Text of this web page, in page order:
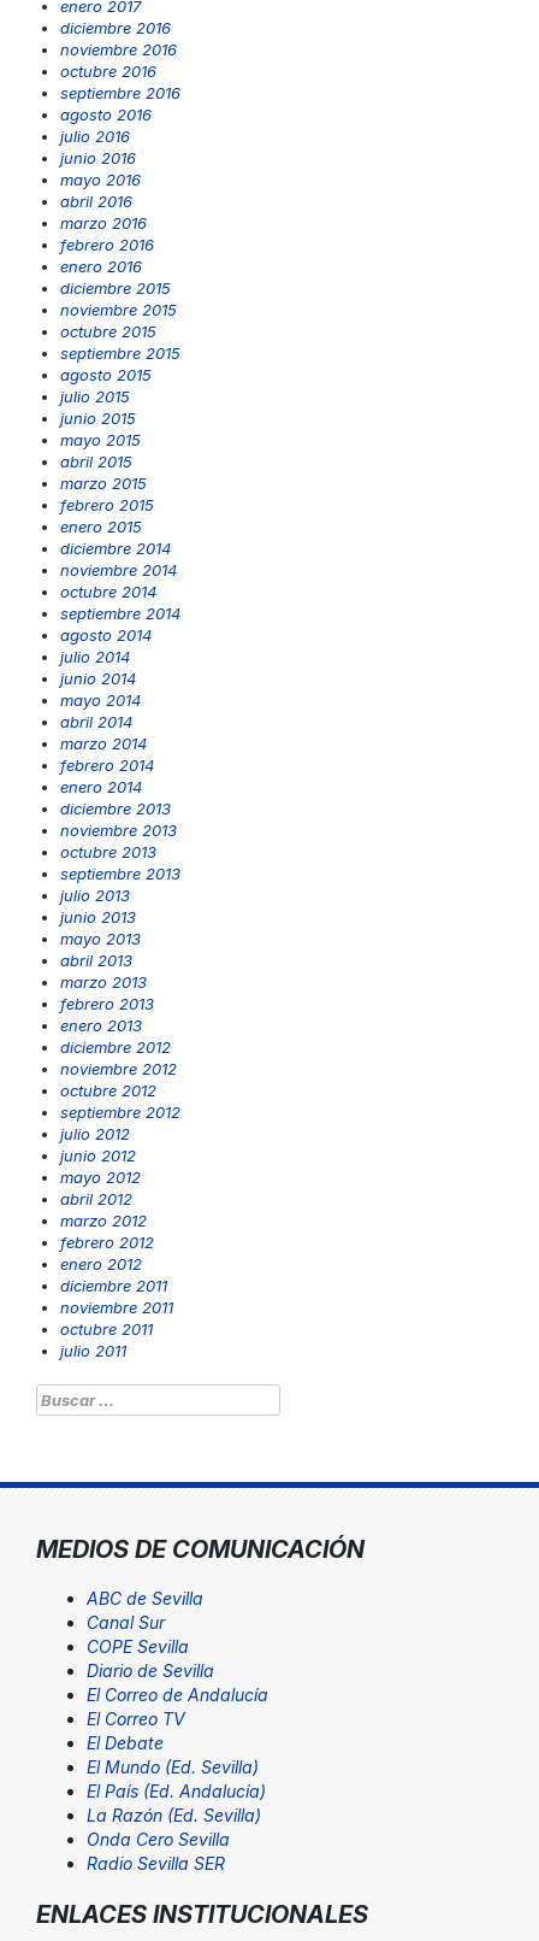
enero 2017
diciembre 2016
noviembre 2016
octubre 2016
septiembre 2016
agosto 2016
julio 2016
junio 2016
mayo 2016
abril 2016
marzo 2016
febrero 2016
enero 2016
diciembre 2015
noviembre 2015
octubre 2015
septiembre 2015
agosto 2015
julio 2015
junio 2015
mayo 2015
abril 2015
marzo 2015
febrero 2015
enero 2015
diciembre 2014
noviembre 2014
octubre 2014
septiembre 2014
agosto 2014
julio 2014
junio 2014
mayo 2014
abril 2014
marzo 2014
febrero 2014
enero 2014
diciembre 2013
noviembre 2013
octubre 2013
septiembre 2013
julio 2013
junio 2013
mayo 2013
abril 2013
marzo 2013
febrero 2013
enero 2013
diciembre 2012
noviembre 2012
octubre 2012
septiembre 2012
julio 2012
junio 2012
mayo 2012
abril 2012
marzo 2012
febrero 2012
enero 2012
diciembre 2011
noviembre 2011
octubre 2011
julio 2011
Buscar:
MEDIOS DE COMUNICACIÓN
ABC de Sevilla
Canal Sur
COPE Sevilla
Diario de Sevilla
El Correo de Andalucía
El Correo TV
El Debate
El Mundo (Ed. Sevilla)
El País (Ed. Andalucía)
La Razón (Ed. Sevilla)
Onda Cero Sevilla
Radio Sevilla SER
ENLACES INSTITUCIONALES